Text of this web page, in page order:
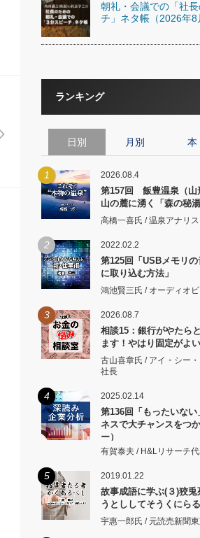
朝礼・会議での「社
チ」ネタ帳（2026年8
ランキング
日別 月別 本
1 2026.08.4
第157回 飯豊温泉（
山の麓に湧く「森の秘湯
高橋一喜氏 / 温泉アナリス
2 2022.02.2
第125回「USBメモリ
に取り込む方法」
鴻池賢三氏 / オーディオ
3 2026.08.7
相談15：銀行がやたら
ます！やはり固定がよ
古山喜章氏 / アイ・シー
社長
4 2025.02.14
第136回「もったいな
ネスで大チャンスをつ
ー）
有賀泰夫 / H&Lリサーチ
5 2019.01.22
故事成語に学ぶ(３)狡
うとししてそうくにら
宇惠一郎氏 / 元読売新聞